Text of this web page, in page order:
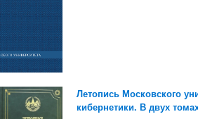
Летопись Московского
кибернетики. В двух